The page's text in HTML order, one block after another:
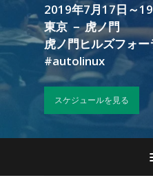
2019年7月17日～
東京 － 虎ノ門
虎ノ門ヒルズフォー
#autolinux
スケジュールを見る